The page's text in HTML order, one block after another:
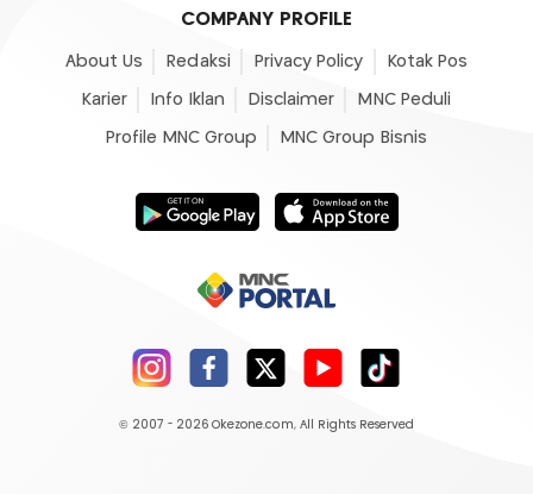
COMPANY PROFILE
About Us Redaksi Privacy Policy Kotak Pos
Karier Info Iklan Disclaimer MNC Peduli
Profile MNC Group MNC Group Bisnis
© 2007 - 2026 Okezone.com, All Rights Reserved